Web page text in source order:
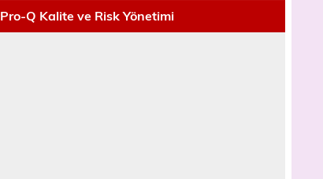
Pro-Q Kalite ve Risk Yönetimi